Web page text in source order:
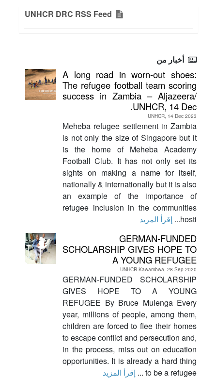
أخبار من
A long road in worn-out shoes:
The refugee football team scoring
success in Zambia – Aljazeera/
UNHCR, 14 Dec.
UNHCR, 14 Dec 2023
Meheba refugee settlement in Zambia
is not only the size of Singapore but it
is the home of Meheba Academy
Football Club. It has not only set its
sights on making a name for itself,
nationally & internationally but it is also
an example of the importance of
refugee inclusion in the communities
hosti...
إقرأ المزيد
GERMAN-FUNDED
SCHOLARSHIP GIVES HOPE TO
A YOUNG REFUGEE
UNHCR Kawambwa, 28 Sep 2020
GERMAN-FUNDED SCHOLARSHIP
GIVES HOPE TO A YOUNG
REFUGEE By Bruce Mulenga Every
year, millions of people, among them,
children are forced to flee their homes
to escape conflict and persecution and,
in the process, miss out on education
opportunities. It is already a hard thing
to be a refugee ...
إقرأ المزيد